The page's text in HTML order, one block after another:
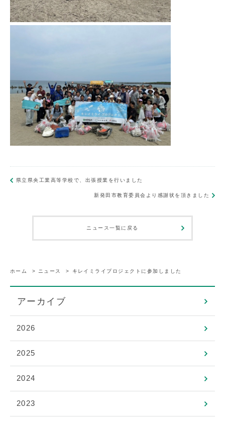
県立県央工業高等学校で、出張授業を行いました
新発田市教育委員会より感謝状を頂きました
ニュース一覧に戻る
ホーム > ニュース > キレイミライプロジェクトに参加しました
アーカイブ
2026
2025
2024
2023